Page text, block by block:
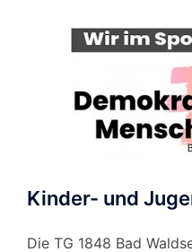
Kinder- und
Die TG 1848 Bad